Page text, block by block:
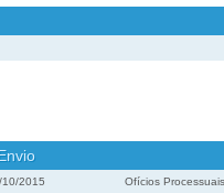
10/2015 Ofícios